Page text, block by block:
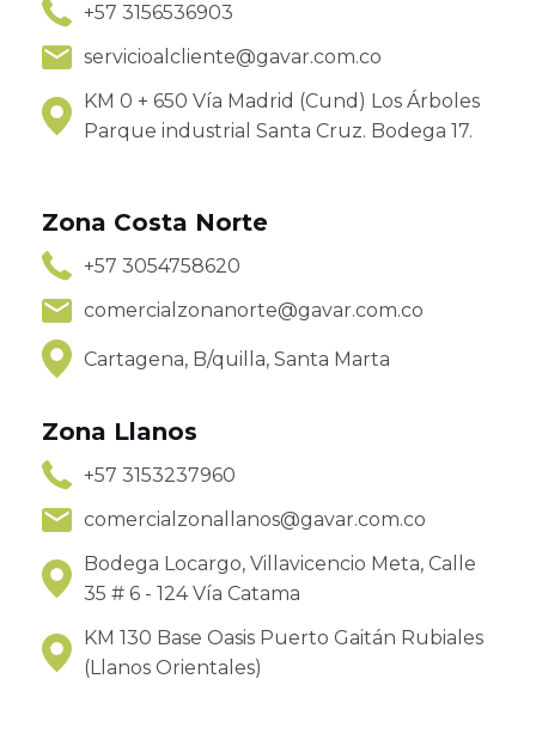
+57 3156536903
servicioalcliente@gavar.com.co
KM 0 + 650 Vía Madrid (Cund) Los Árboles
Parque industrial Santa Cruz. Bodega 17.
Zona Costa Norte
+57 3054758620
comercialzonanorte@gavar.com.co
Cartagena, B/quilla, Santa Marta
Zona Llanos
+57 3153237960
comercialzonallanos@gavar.com.co
Bodega Locargo, Villavicencio Meta, Calle
35 # 6 - 124 Vía Catama
KM 130 Base Oasis Puerto Gaitán Rubiales
(Llanos Orientales)